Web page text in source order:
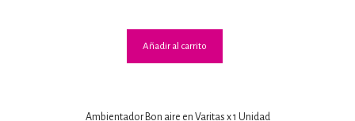
Añadir al carrito
Ambientador Bon aire en Varitas x 1 Unidad